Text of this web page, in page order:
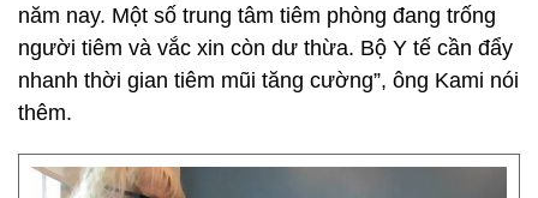
năm nay. Một số trung tâm tiêm phòng đang trống
người tiêm và vắc xin còn dư thừa. Bộ Y tế cần đẩy
nhanh thời gian tiêm mũi tăng cường”, ông Kami nói
thêm.